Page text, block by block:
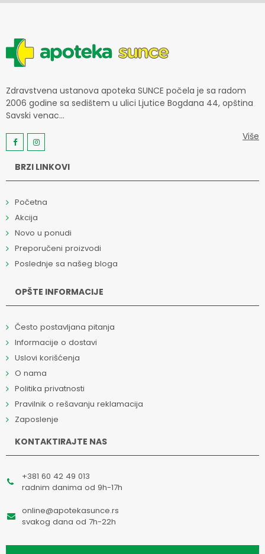
Zdravstvena ustanova apoteka SUNCE počela je sa radom
2006 godine sa sedištem u ulici Ljutice Bogdana 44, opština
Savski venac...
Više
BRZI LINKOVI
Početna
Akcija
Novo u ponudi
Preporučeni proizvodi
Poslednje sa našeg bloga
OPŠTE INFORMACIJE
Često postavljana pitanja
Informacije o dostavi
Uslovi korišćenja
O nama
Politika privatnosti
Pravilnik o rešavanju reklamacija
Zaposlenje
KONTAKTIRAJTE NAS
+381 60 42 49 013
radnim danima od 9h-17h
online@apotekasunce.rs
svakog dana od 7h-22h